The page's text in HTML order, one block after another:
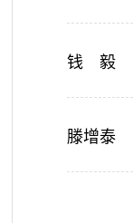
钱 毅
滕增泰